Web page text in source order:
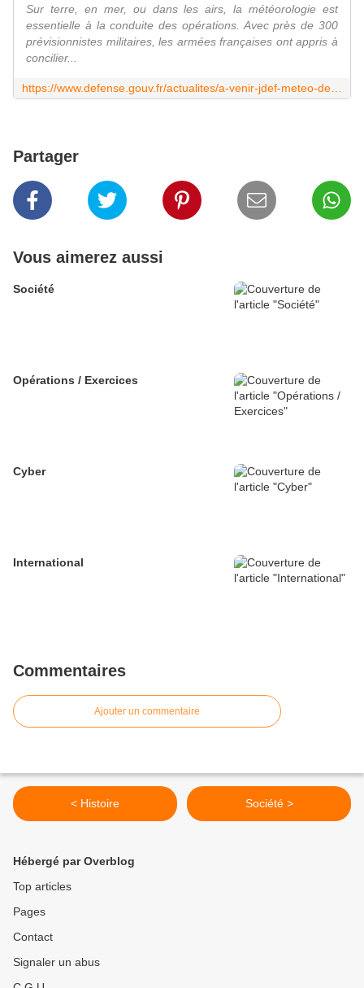
Sur terre, en mer, ou dans les airs, la météorologie est
essentielle à la conduite des opérations. Avec près de 300
prévisionnistes militaires, les armées françaises ont appris à
concilier...
Partager
Vous aimerez aussi
Société
Opérations / Exercices
Cyber
International
Commentaires
Ajouter un commentaire
< Histoire Société >
Hébergé par Overblog
Top articles
Pages
Contact
Signaler un abus